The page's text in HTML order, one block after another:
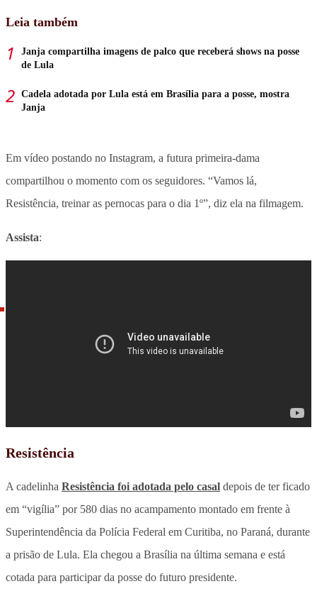
Leia também
Janja compartilha imagens de palco que receberá shows na posse
de Lula
Cadela adotada por Lula está em Brasília para a posse, mostra
Janja
Em vídeo postando no Instagram, a futura primeira-dama
compartilhou o momento com os seguidores. “Vamos lá,
Resistência, treinar as pernocas para o dia 1º”, diz ela na filmagem.
Assista:
Resistência
A cadelinha Resistência foi adotada pelo casal depois de ter ficado
em “vigília” por 580 dias no acampamento montado em frente à
Superintendência da Polícia Federal em Curitiba, no Paraná, durante
a prisão de Lula. Ela chegou a Brasília na última semana e está
cotada para participar da posse do futuro presidente.